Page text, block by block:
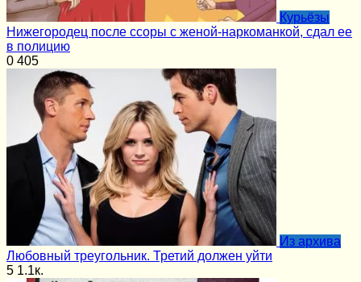
Курьёзы
Нижегородец после ссоры с женой-наркоманкой, сдал ее
в полицию
0 405
Из архива
Любовный треугольник. Третий должен уйти
5 1.1к.